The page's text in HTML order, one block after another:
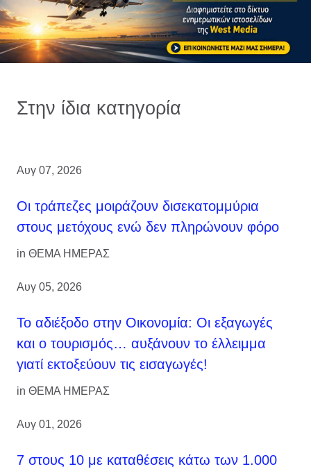
Στην ίδια κατηγορία
Αυγ 07, 2026
Οι τράπεζες μοιράζουν δισεκατομμύρια
στους μετόχους ενώ δεν πληρώνουν φόρο
in ΘΕΜΑ ΗΜΕΡΑΣ
Αυγ 05, 2026
Το αδιέξοδο στην Οικονομία: Οι εξαγωγές
και ο τουρισμός… αυξάνουν το έλλειμμα
γιατί εκτοξεύουν τις εισαγωγές!
in ΘΕΜΑ ΗΜΕΡΑΣ
Αυγ 01, 2026
7 στους 10 με καταθέσεις κάτω των 1.000